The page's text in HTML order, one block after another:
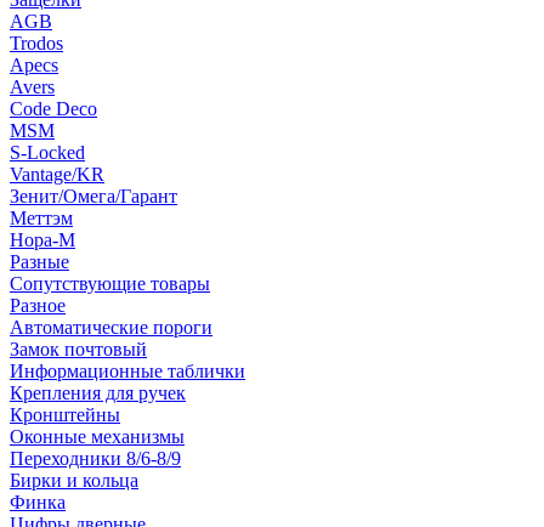
AGB
Trodos
Apecs
Avers
Code Deco
MSM
S-Locked
Vantage/KR
Зенит/Омега/Гарант
Меттэм
Нора-М
Разные
Сопутствующие товары
Разное
Автоматические пороги
Замок почтовый
Информационные таблички
Крепления для ручек
Кронштейны
Оконные механизмы
Переходники 8/6-8/9
Бирки и кольца
Финка